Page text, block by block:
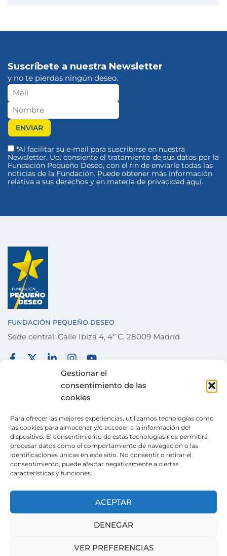
Gestionar el
consentimiento de las
cookies
Para ofrecer las mejores experiencias, utilizamos tecnologías como
las cookies para almacenar y/o acceder a la información del
dispositivo. El consentimiento de estas tecnologías nos permitirá
procesar datos como el comportamiento de navegación o las
identificaciones únicas en este sitio. No consentir o retirar el
consentimiento, puede afectar negativamente a ciertas
características y funciones.
ACEPTAR
DENEGAR
VER PREFERENCIAS
Suscríbete a nuestra Newsletter
y no te pierdas ningún deseo.
*Al facilitar su e-mail para suscribirse en nuestra
Newsletter, Ud. consiente el tratamiento de sus datos por la
Fundación Pequeño Deseo, con el fin de enviarle todas las
noticias de la Fundación. Puede obtener más información
relativa a sus derechos y en materia de privacidad aquí.
FUNDACIÓN PEQUEÑO DESEO
Sede central: Calle Ibiza 4, 4º C, 28009 Madrid
ACTUALIDAD
TIENDA SOLIDARIA
VOLUNTARIADO
POLÍTICA DE PRIVACIDAD
CANAL DE DENUNCIAS
Pertenecemos a laWish Alliance. creada en 2024
gracias al apoyo de la Unión Europea, formada
por organizaciones europeas con la misma